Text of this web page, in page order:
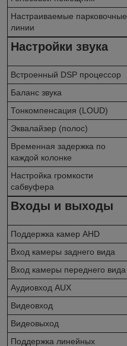
Настраиваемые парковочные
линии
Настройки звука
Встроенный DSP процессор
Баланс звука
Тонкомпенсация (LOUD)
Эквалайзер (полос)
Временная задержка по
каждой колонке
Настройка громкости
сабвуфера
Входы и выходы
Поддержка камер AHD
Вход камеры заднего вида
Вход камеры переднего вида
Аудиовход AUX
Видеовход
Видеовыход
Поддержка линейных